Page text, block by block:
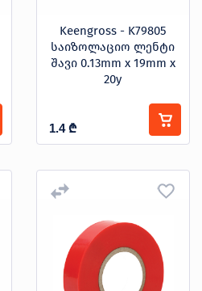
Keengross - K79805
საიზოლაციო ლენტი
შავი 0.13mm x 19mm x
20y
1.4 ₾